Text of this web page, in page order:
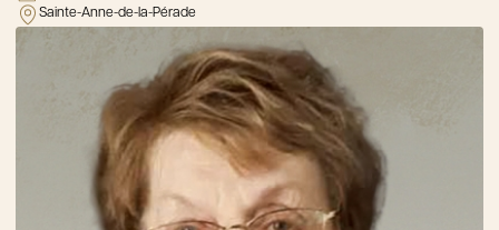
Témoignages
Sainte-Anne-de-la-Pérade